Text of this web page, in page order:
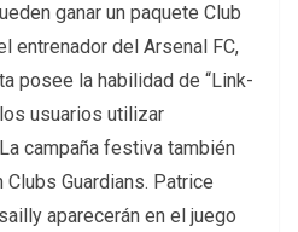
ganar un paquete Club
entrenador del Arsenal FC,
posee la habilidad de “Link-
usuarios utilizar
campaña festiva también
Guardians. Patrice
aparecerán en el juego